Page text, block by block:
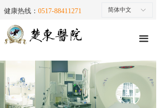
ꀅ
简体中文
健康热线： 0517-88411271
끀
首页
医院简介
医疗团队
特色专科